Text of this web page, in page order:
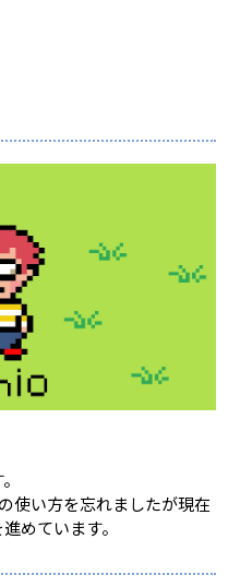
使い方を忘れましたが現在
めています。